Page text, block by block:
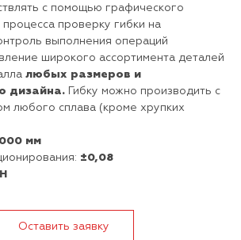
с помощью графического
проверку гибки на
выполнения операций
широкого ассортимента деталей
любых размеров и
дизайна. Гибку можно производить с
любого сплава (кроме хрупких
мм
±0,08
Оставить заявку